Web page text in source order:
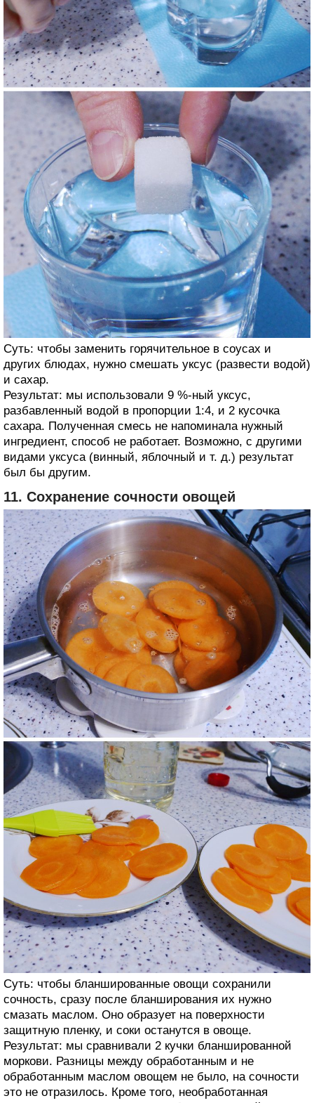
Суть: чтобы заменить горячительное в соусах и
других блюдах, нужно смешать уксус (развести водой)
и сахар.
Результат: мы использовали 9 %-ный уксус,
разбавленный водой в пропорции 1:4, и 2 кусочка
сахара. Полученная смесь не напоминала нужный
ингредиент, способ не работает. Возможно, с другими
видами уксуса (винный, яблочный и т. д.) результат
был бы другим.
11. Сохранение сочности овощей
Суть: чтобы бланшированные овощи сохранили
сочность, сразу после бланширования их нужно
смазать маслом. Оно образует на поверхности
защитную пленку, и соки останутся в овоще.
Результат: мы сравнивали 2 кучки бланшированной
моркови. Разницы между обработанным и не
обработанным маслом овощем не было, на сочности
это не отразилось. Кроме того, необработанная